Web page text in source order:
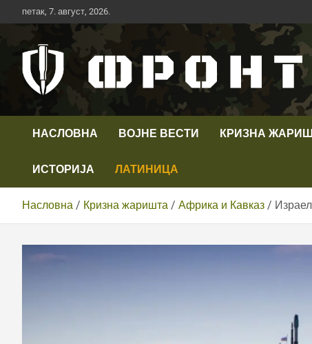
Скип
то
петак, 7. август, 2026.
Телевизија ФРОНТ
НАСЛОВНА ВОЈНЕ ВЕСТИ КРИЗНА
ИСТОРИЈА ЛАТИНИЦА
Насловна Кризна жаришта Африка и Кавказ